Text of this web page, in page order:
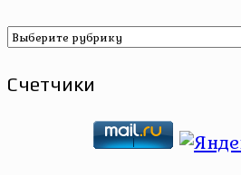
Рубрики
Счетчики